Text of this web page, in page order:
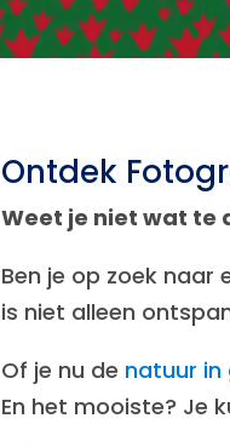
Ontdek
Weet je niet wat te
Ben je op zoek
is niet alleen
Of je nu de natuur
En het mooiste? Je